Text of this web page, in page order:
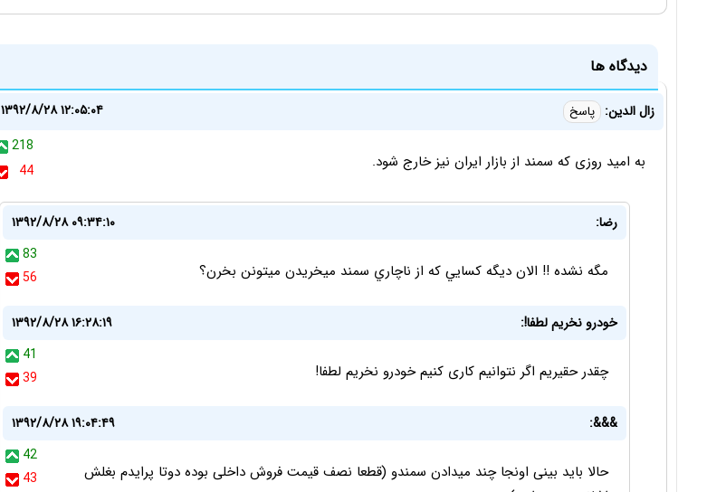
دیدگاه ها
زال الدین: پاسخ
۱۳۹۲/۸/۲۸ ۱۲:۰۵:۰۴
218
44
به امید روزی که سمند از بازار ایران نیز خارج شود.
رضا:
۱۳۹۲/۸/۲۸ ۰۹:۳۴:۱۰
83
56
مگه نشده !! الان ديگه كسايي كه از ناچاري سمند ميخريدن ميتونن بخرن؟
خودرو نخریم لطفا!:
۱۳۹۲/۸/۲۸ ۱۶:۲۸:۱۹
41
39
چقدر حقیریم اگر نتوانیم کاری کنیم خودرو نخریم لطفا!
&&&:
۱۳۹۲/۸/۲۸ ۱۹:۰۴:۴۹
42
43
حالا باید بینی اونجا چند میدادن سمندو (قطعا نصف قیمت فروش داخلی بوده دوتا پرایدم بغلش